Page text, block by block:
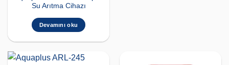
Su Arıtma Cihazı
Devamını oku